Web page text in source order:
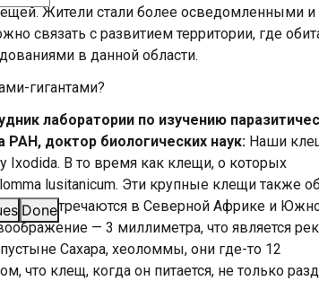
Done
Жители стали более осведомленными и
связать с развитием территории, где
в данной области.
гигантами?
лаборатории по изучению
РАН, доктор биологических наук: Наши
В то время как клещи, о которых
lusitanicum. Эти крупные клещи также
и встречаются в Северной Африке и
— 3 миллиметра, что является
Сахара, хеоломмы, они где-то 12
что клещ, когда он питается, не только